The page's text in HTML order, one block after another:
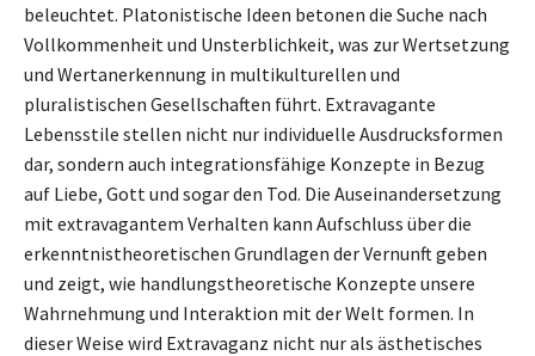
beleuchtet. Platonistische Ideen betonen die Suche nach
Vollkommenheit und Unsterblichkeit, was zur Wertsetzung
und Wertanerkennung in multikulturellen und
pluralistischen Gesellschaften führt. Extravagante
Lebensstile stellen nicht nur individuelle Ausdrucksformen
dar, sondern auch integrationsfähige Konzepte in Bezug
auf Liebe, Gott und sogar den Tod. Die Auseinandersetzung
mit extravagantem Verhalten kann Aufschluss über die
erkenntnistheoretischen Grundlagen der Vernunft geben
und zeigt, wie handlungstheoretische Konzepte unsere
Wahrnehmung und Interaktion mit der Welt formen. In
dieser Weise wird Extravaganz nicht nur als ästhetisches